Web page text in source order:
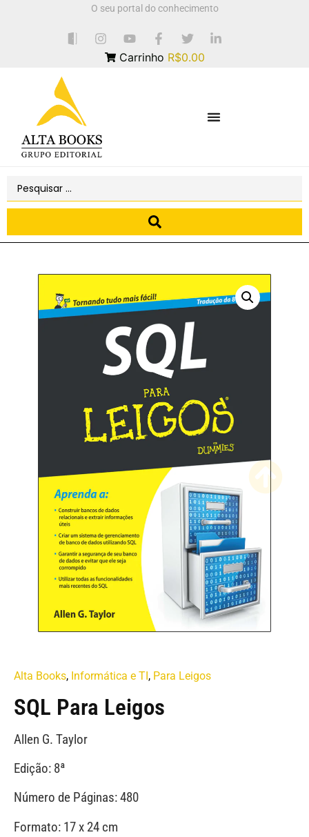
O seu portal do conhecimento
Carrinho R$0.00
Alta Books, Informática e TI, Para Leigos
SQL Para Leigos
Allen G. Taylor
Edição: 8ª
Número de Páginas: 480
Formato: 17 x 24 cm